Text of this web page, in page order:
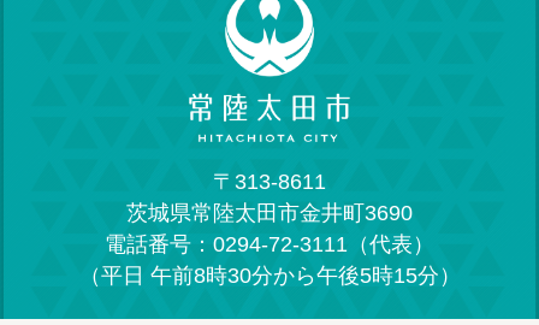
〒313-8611
茨城県常陸太田市金井町3690
電話番号：0294-72-3111（代表）
（平日 午前8時30分から午後5時15分）